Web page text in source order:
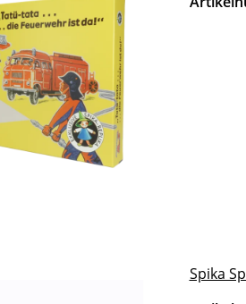
Spika